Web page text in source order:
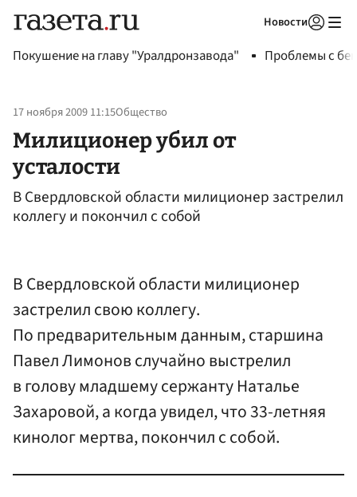
Новости
Покушение на главу "Уралдронзавода" Проблемы с
17 ноября 2009 11:15Общество
Милиционер убил от
усталости
В Свердловской области милиционер застрелил
коллегу и покончил с собой
В Свердловской области милиционер
застрелил свою коллегу.
По предварительным данным, старшина
Павел Лимонов случайно выстрелил
в голову младшему сержанту Наталье
Захаровой, а когда увидел, что 33-летняя
кинолог мертва, покончил с собой.